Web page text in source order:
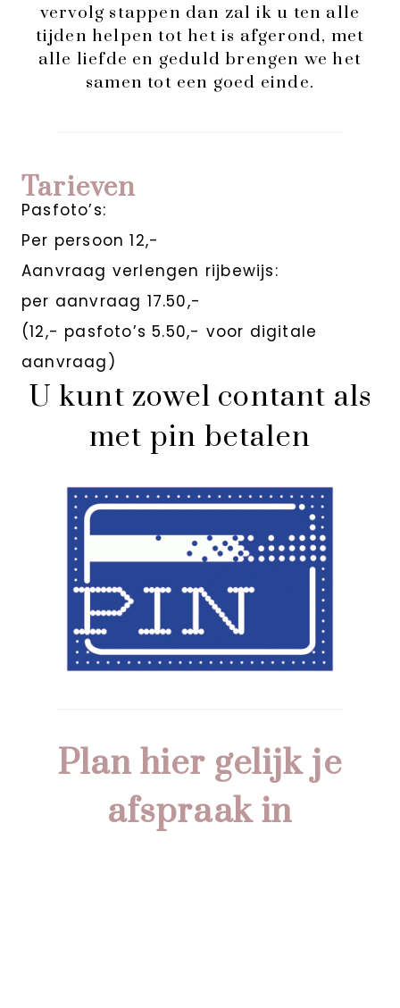
vervolg stappen dan zal ik u ten alle
tijden helpen tot het is afgerond, met
alle liefde en geduld brengen we het
samen tot een goed einde.
Tarieven
Pasfoto’s:
Per persoon 12,-
Aanvraag verlengen rijbewijs:
per aanvraag 17.50,-
(12,- pasfoto’s 5.50,- voor digitale
aanvraag)
U kunt zowel contant als
met pin betalen
Plan hier gelijk je
afspraak in